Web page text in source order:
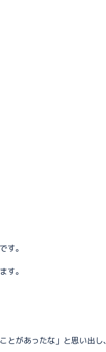
す。
す。
があったな」と思い出し、